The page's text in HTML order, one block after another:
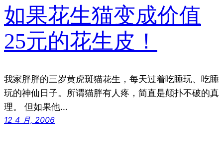
如果花生猫变成价值
25元的花生皮！
我家胖胖的三岁黄虎斑猫花生，每天过着吃睡玩、吃睡
玩的神仙日子。所谓猫胖有人疼，简直是颠扑不破的真
理。 但如果他…
12 4 月, 2006